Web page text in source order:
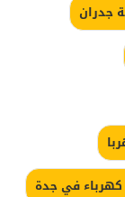
جدران
في جدة